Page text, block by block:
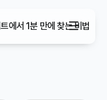
에서 1분 만에 찾는 비법